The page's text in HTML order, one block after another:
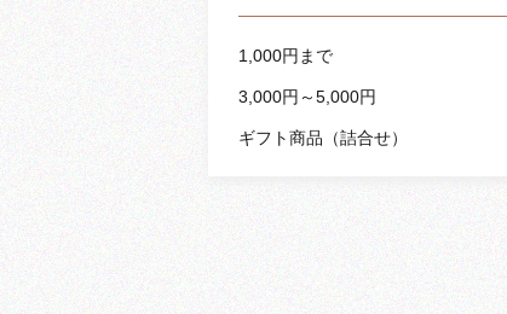
1,000円まで
3,000円～5,000円
ギフト商品（詰合せ）